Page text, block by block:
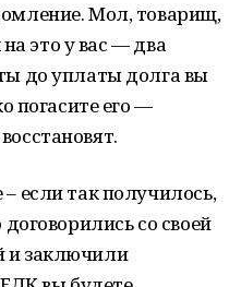
Мол, товарищ,
на это у вас — два
до уплаты долга вы
погасите его —
если так получилось,
со своей
и заключили